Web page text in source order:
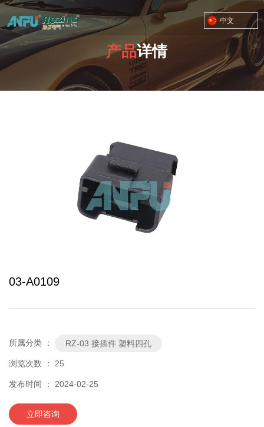
中文
产品详情
TOYOTA MOTOR CORPORATION
03-A0109
所属分类 ： RZ-03 接插件 塑料四孔
浏览次数 ： 25
发布时间 ： 2024-02-25
立即咨询